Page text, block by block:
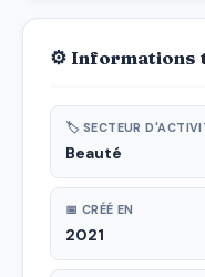
⚙ Informations
🏷 SECTEUR
Beauté
📅 CRÉÉ EN
2021